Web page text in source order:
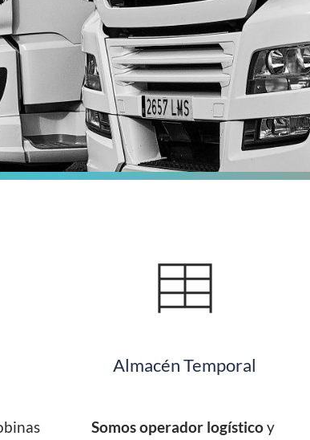
Almacén Temporal
Somos operador logístico y